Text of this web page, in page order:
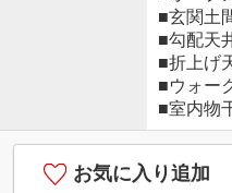
■玄関土
■勾配天
■折上げ
■ウォー
■室内物
お気に入り追加